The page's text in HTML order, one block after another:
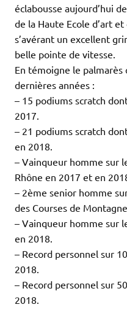
éclabousse aujourd’hui
de la Haute Ecole d’art
s’avérant un excellent
belle pointe de vitesse.
En témoigne le palmarès
dernières années :
– 15 podiums scratch
2017.
– 21 podiums scratch
en 2018.
– Vainqueur homme sur
Rhône en 2017 et en
– 2ème senior homme
des Courses de
– Vainqueur homme sur
en 2018.
– Record personnel sur
2018.
– Record personnel sur
2018.